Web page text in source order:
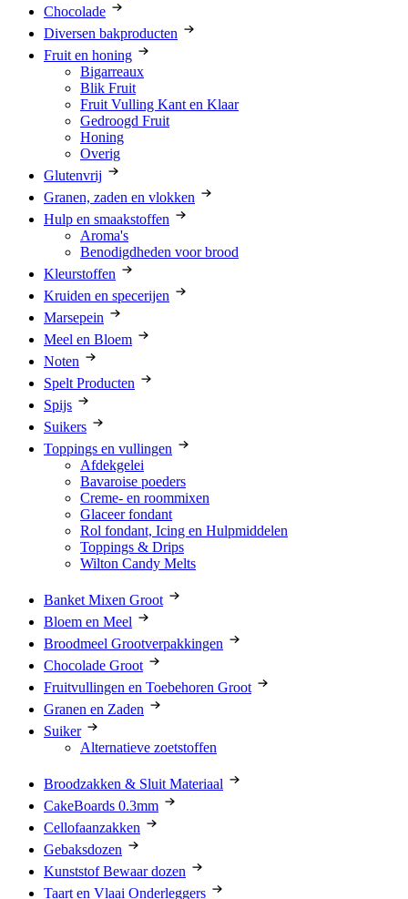
Chocolade
Diversen bakproducten
Fruit en honing
Bigarreaux
Blik Fruit
Fruit Vulling Kant en Klaar
Gedroogd Fruit
Honing
Overig
Glutenvrij
Granen, zaden en vlokken
Hulp en smaakstoffen
Aroma's
Benodigdheden voor brood
Kleurstoffen
Kruiden en specerijen
Marsepein
Meel en Bloem
Noten
Spelt Producten
Spijs
Suikers
Toppings en vullingen
Afdekgelei
Bavaroise poeders
Creme- en roommixen
Glaceer fondant
Rol fondant, Icing en Hulpmiddelen
Toppings & Drips
Wilton Candy Melts
Banket Mixen Groot
Bloem en Meel
Broodmeel Grootverpakkingen
Chocolade Groot
Fruitvullingen en Toebehoren Groot
Granen en Zaden
Suiker
Alternatieve zoetstoffen
Broodzakken & Sluit Materiaal
CakeBoards 0.3mm
Cellofaanzakken
Gebaksdozen
Kunststof Bewaar dozen
Taart en Vlaai Onderleggers